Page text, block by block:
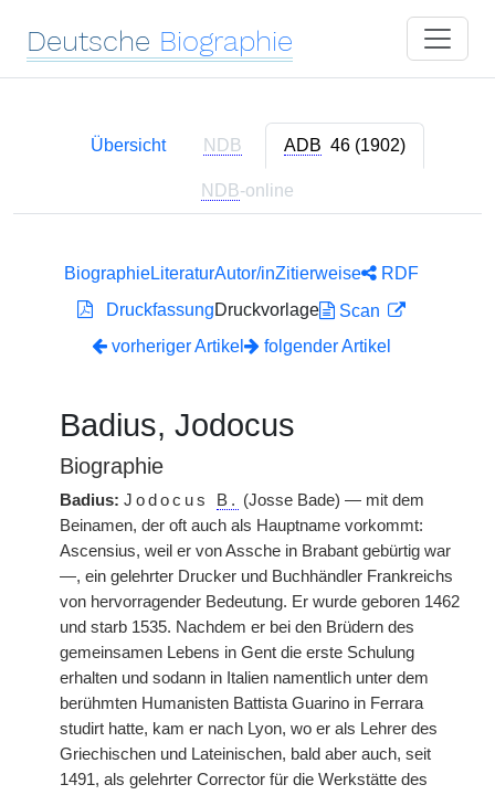
Deutsche Biographie
Übersicht NDB ADB 46 (1902)
NDB-online
BiographieLiteraturAutor/inZitierweise
RDF
DruckfassungDruckvorlage
Scan
vorheriger Artikel
folgender Artikel
Badius, Jodocus
Biographie
Badius: Jodocus B. (Josse Bade) — mit dem
Beinamen, der oft auch als Hauptname vorkommt:
Ascensius, weil er von Assche in Brabant gebürtig war
—, ein gelehrter Drucker und Buchhändler Frankreichs
von hervorragender Bedeutung. Er wurde geboren 1462
und starb 1535. Nachdem er bei den Brüdern des
gemeinsamen Lebens in Gent die erste Schulung
erhalten und sodann in Italien namentlich unter dem
berühmten Humanisten Battista Guarino in Ferrara
studirt hatte, kam er nach Lyon, wo er als Lehrer des
Griechischen und Lateinischen, bald aber auch, seit
1491, als gelehrter Corrector für die Werkstätte des